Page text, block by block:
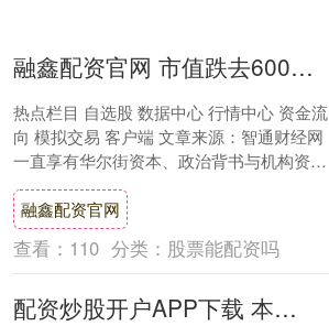
融鑫配资官网 市值跌去6000亿美元 比特币信徒还能否坚守信仰？
热点栏目 自选股 数据中心 行情中心 资金流
向 模拟交易 客户端 文章来源：智通财经网
一直享有华尔街资本、政治背书与机构资金
三大引擎同时点火，近来比特币却意外....
融鑫配资官网
查看： 110 分类： 股票能配资吗
配资炒股开户APP下载 本周A股解禁市值超900亿元